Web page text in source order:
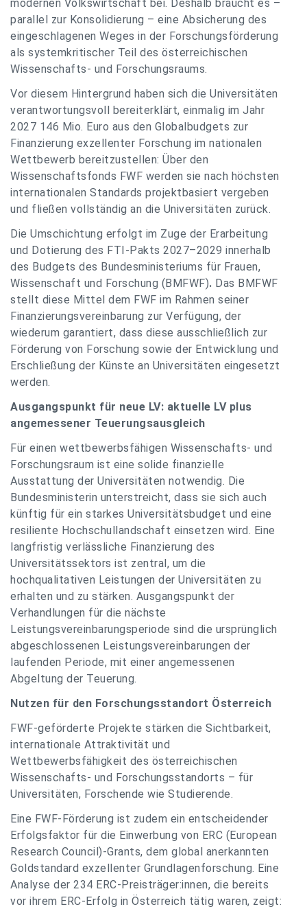
modernen Volkswirtschaft bei. Deshalb braucht es –
parallel zur Konsolidierung – eine Absicherung des
eingeschlagenen Weges in der Forschungsförderung
als systemkritischer Teil des österreichischen
Wissenschafts- und Forschungsraums.
Vor diesem Hintergrund haben sich die Universitäten
verantwortungsvoll bereiterklärt, einmalig im Jahr
2027 146 Mio. Euro aus den Globalbudgets zur
Finanzierung exzellenter Forschung im nationalen
Wettbewerb bereitzustellen: Über den
Wissenschaftsfonds FWF werden sie nach höchsten
internationalen Standards projektbasiert vergeben
und fließen vollständig an die Universitäten zurück.
Die Umschichtung erfolgt im Zuge der Erarbeitung
und Dotierung des FTI-Pakts 2027–2029 innerhalb
des Budgets des Bundesministeriums für Frauen,
Wissenschaft und Forschung (BMFWF). Das BMFWF
stellt diese Mittel dem FWF im Rahmen seiner
Finanzierungsvereinbarung zur Verfügung, der
wiederum garantiert, dass diese ausschließlich zur
Förderung von Forschung sowie der Entwicklung und
Erschließung der Künste an Universitäten eingesetzt
werden.
Ausgangspunkt für neue LV: aktuelle LV plus
angemessener Teuerungsausgleich
Für einen wettbewerbsfähigen Wissenschafts- und
Forschungsraum ist eine solide finanzielle
Ausstattung der Universitäten notwendig. Die
Bundesministerin unterstreicht, dass sie sich auch
künftig für ein starkes Universitätsbudget und eine
resiliente Hochschullandschaft einsetzen wird. Eine
langfristig verlässliche Finanzierung des
Universitätssektors ist zentral, um die
hochqualitativen Leistungen der Universitäten zu
erhalten und zu stärken. Ausgangspunkt der
Verhandlungen für die nächste
Leistungsvereinbarungsperiode sind die ursprünglich
abgeschlossenen Leistungsvereinbarungen der
laufenden Periode, mit einer angemessenen
Abgeltung der Teuerung.
Nutzen für den Forschungsstandort Österreich
FWF-geförderte Projekte stärken die Sichtbarkeit,
internationale Attraktivität und
Wettbewerbsfähigkeit des österreichischen
Wissenschafts- und Forschungsstandorts – für
Universitäten, Forschende wie Studierende.
Eine FWF-Förderung ist zudem ein entscheidender
Erfolgsfaktor für die Einwerbung von ERC (European
Research Council)-Grants, dem global anerkannten
Goldstandard exzellenter Grundlagenforschung. Eine
Analyse der 234 ERC-Preisträger:innen, die bereits
vor ihrem ERC-Erfolg in Österreich tätig waren, zeigt: